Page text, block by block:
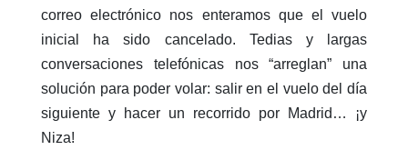
correo electrónico nos enteramos que el vuelo
inicial ha sido cancelado. Tedias y largas
conversaciones telefónicas nos “arreglan” una
solución para poder volar: salir en el vuelo del día
siguiente y hacer un recorrido por Madrid… ¡y
Niza!